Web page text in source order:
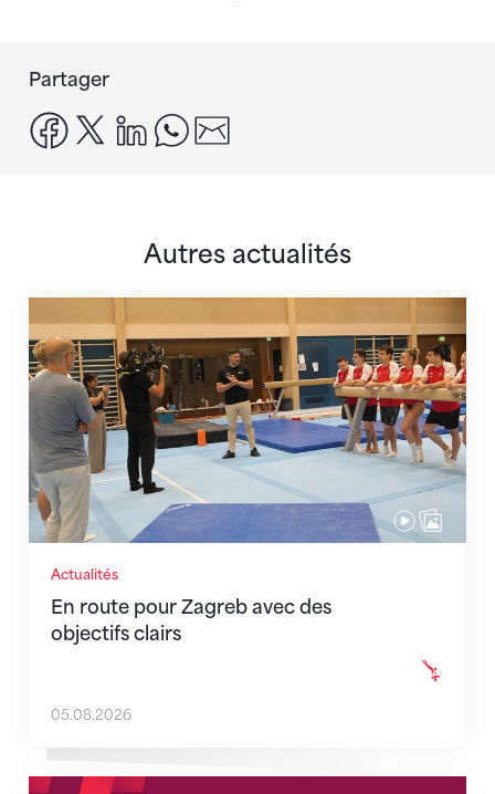
Partager
facebook
x linkedinwhatsapp
Autres actualités
Actualités
En route pour Zagreb avec des
objectifs clairs
En route pour Zagreb avec des objectifs clairs
05.08.2026
Nouveaux horaires du secrétariat dès le 1er août